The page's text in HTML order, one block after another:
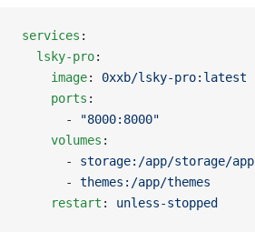
services :
  lsky-pro
:
    image
: 0xxb/lsky-pro:latest
    ports
:
      -
"8000:8000"
    volumes
:
      -
storage:/app/storage/app
      -
themes:/app/themes
    restart
: unless-stopped